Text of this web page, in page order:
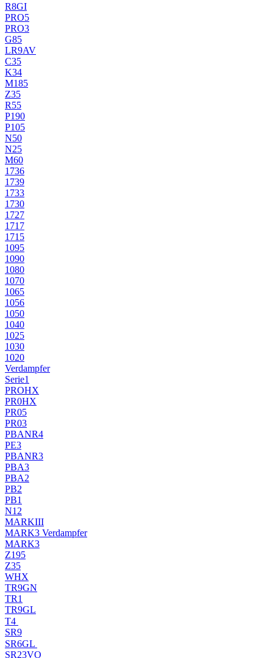
R8GI
PRO5
PRO3
G85
LR9AV
C35
K34
M185
Z35
R55
P190
P105
N50
N25
M60
1736
1739
1733
1730
1727
1717
1715
1095
1090
1080
1070
1065
1056
1050
1040
1025
1030
1020
Verdampfer
Serie1
PROHX
PR0HX
PR05
PR03
PBANR4
PE3
PBANR3
PBA3
PBA2
PB2
PB1
N12
MARKIII
MARK3 Verdampfer
MARK3
Z195
Z35
WHX
TR9GN
TR1
TR9GL
T4
SR9
SR6GL
SR23VO